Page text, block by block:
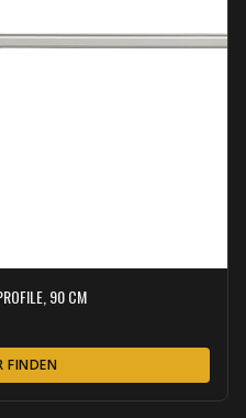
90 CM
FINDEN